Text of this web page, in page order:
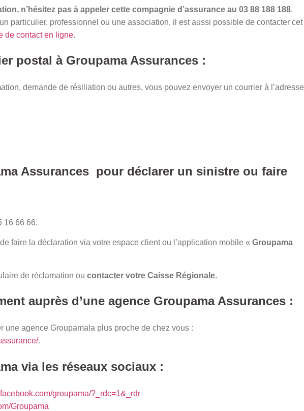
n’hésitez pas à appeler cette compagnie d’assurance au 03 88 188 188.
particulier, professionnel ou une association, il est aussi possible de contacter cet
de contact en ligne.
postal à Groupama Assurances :
demande de résiliation ou autres, vous pouvez envoyer un courrier à l’adresse
Assurances pour déclarer un sinistre ou faire
16 66 66.
faire la déclaration via votre espace client ou l’application mobile « Groupama
de réclamation ou contacter votre Caisse Régionale.
auprès d’une agence Groupama Assurances :
une agence Groupamala plus proche de chez vous :
.
via les réseaux sociaux :
groupama/?_rdc=1&_rdr
Groupama